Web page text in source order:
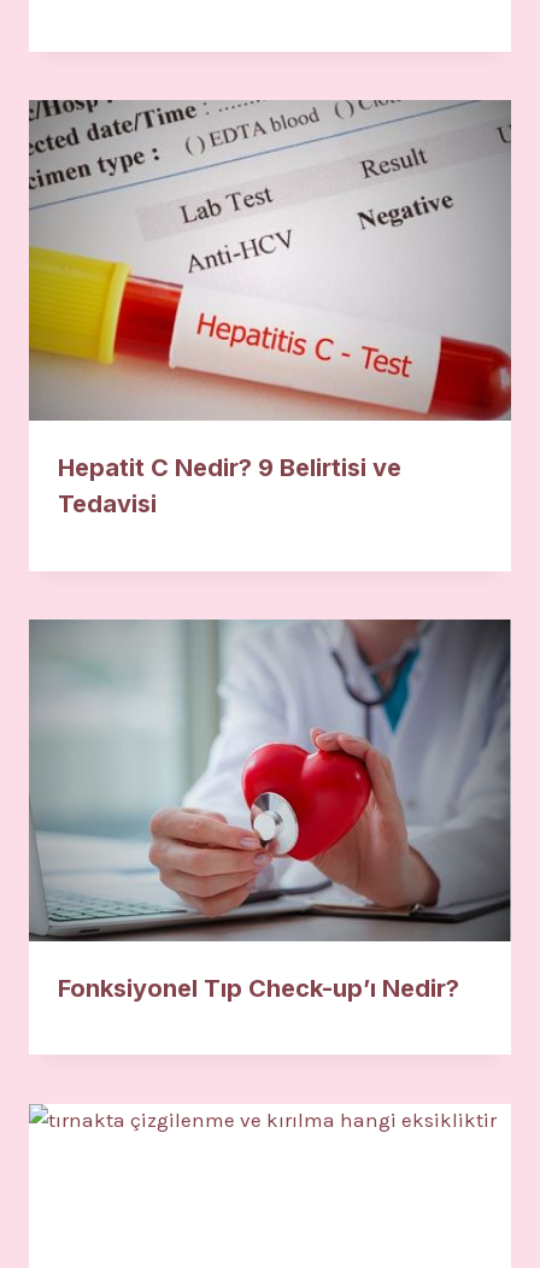
Hepatit C Nedir? 9 Belirtisi ve
Tedavisi
Fonksiyonel Tıp Check-up’ı Nedir?